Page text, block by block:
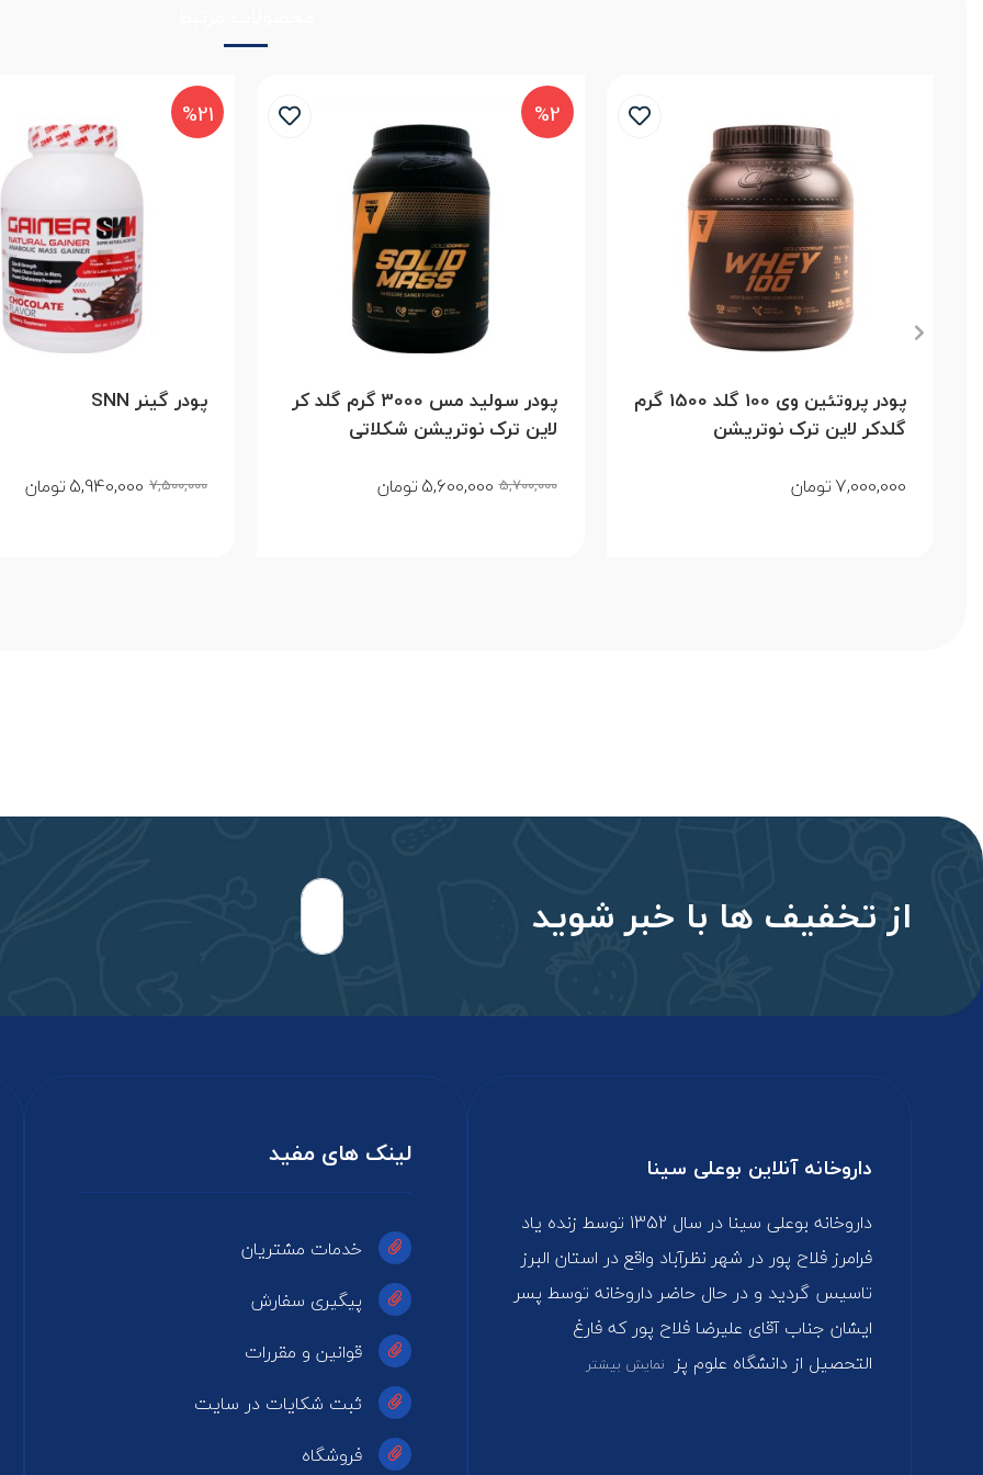
پودر پروتئین وی 100 گلد 1500 گرم
گلدکر لاین ترک نوتریشن
7,000,000تومان
پودر سولید مس 3000 گرم گلد کر
لاین ترک نوتریشن شکلاتی
5,700,000
5,600,000تومان
%2
پودر گینر SNN
7,500,000
5,940,000تومان
%21
از تخفیف‌ ها با‌ خبر شوید
داروخانه آنلاین بوعلی سینا
داروخانه بوعلی سینا در سال 1352 توسط زنده یاد
فرامرز فلاح پور در شهر نظرآباد واقع در استان البرز
تاسیس گردید و در حال حاضر داروخانه توسط پسر
ایشان جناب آقای علیرضا فلاح پور که فارغ‌
التحصیل از دانشگاه علوم پز نمایش بیشتر
لینک های مفید
خدمات مشتریان
پیگیری سفارش
قوانین و مقررات
ثبت شکایات در سایت
فروشگاه